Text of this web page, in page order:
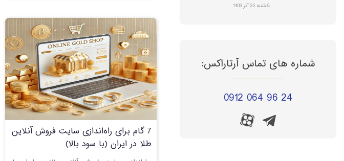
یکشنبه 25 آذر 1403
شماره های تماس آرتاراکس:
0912 064 96 24
7 گام برای راه‌اندازی سایت فروش آنلاین
طلا در ایران (با سود بالا)